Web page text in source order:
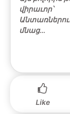
վիրաւոր՝
մնաց…
Like